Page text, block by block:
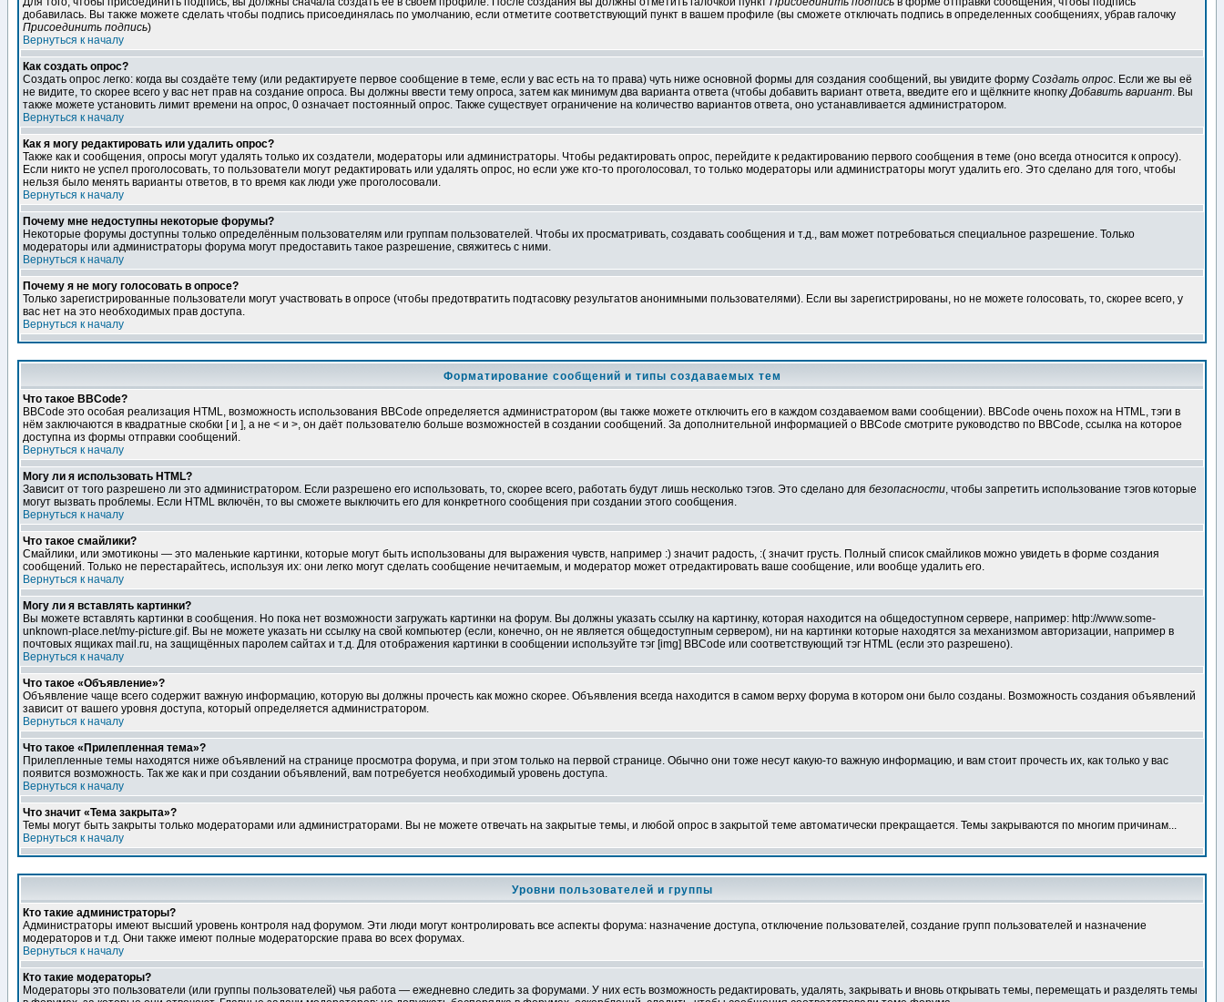
добавилась. Вы также можете сделать чтобы подпись присоединялась по умолчанию, если отметите соответствующий пункт в вашем профиле (вы сможете отключать подпись в определенных сообщениях, убрав галочку
Присоединить подпись)
Вернуться к началу
Как создать опрос?
Создать опрос легко: когда вы создаёте тему (или редактируете первое сообщение в теме, если у вас есть на то права) чуть ниже основной формы для создания сообщений, вы увидите форму Создать опрос. Если же вы её
не видите, то скорее всего у вас нет прав на создание опроса. Вы должны ввести тему опроса, затем как минимум два варианта ответа (чтобы добавить вариант ответа, введите его и щёлкните кнопкуДобавить вариант. Вы
также можете установить лимит времени на опрос, 0 означает постоянный опрос. Также существует ограничение на количество вариантов ответа, оно устанавливается администратором.
Вернуться к началу
Как я могу редактировать или удалить опрос?
Также как и сообщения, опросы могут удалять только их создатели, модераторы или администраторы. Чтобы редактировать опрос, перейдите к редактированию первого сообщения в теме (оно всегда относится к опросу).
Если никто не успел проголосовать, то пользователи могут редактировать или удалять опрос, но если уже кто-то проголосовал, то только модераторы или администраторы могут удалить его. Это сделано для того, чтобы
нельзя было менять варианты ответов, в то время как люди уже проголосовали.
Вернуться к началу
Почему мне недоступны некоторые форумы?
Некоторые форумы доступны только определённым пользователям или группам пользователей. Чтобы их просматривать, создавать сообщения и т.д., вам может потребоваться специальное разрешение. Только
модераторы или администраторы форума могут предоставить такое разрешение, свяжитесь с ними.
Вернуться к началу
Почему я не могу голосовать в опросе?
Только зарегистрированные пользователи могут участвовать в опросе (чтобы предотвратить подтасовку результатов анонимными пользователями). Если вы зарегистрированы, но не можете голосовать, то, скорее всего, у
вас нет на это необходимых прав доступа.
Вернуться к началу
Форматирование сообщений и типы создаваемых тем
Что такое BBCode?
BBCode это особая реализация HTML, возможность использования BBCode определяется администратором (вы также можете отключить его в каждом создаваемом вами сообщении). BBCode очень похож на HTML, тэги в
нём заключаются в квадратные скобки [ и ], а не < и >, он даёт пользователю больше возможностей в создании сообщений. За дополнительной информацией о BBCode смотрите руководство по BBCode, ссылка на которое
доступна из формы отправки сообщений.
Вернуться к началу
Могу ли я использовать HTML?
Зависит от того разрешено ли это администратором. Если разрешено его использовать, то, скорее всего, работать будут лишь несколько тэгов. Это сделано для безопасности, чтобы запретить использование тэгов которые
могут вызвать проблемы. Если HTML включён, то вы сможете выключить его для конкретного сообщения при создании этого сообщения.
Вернуться к началу
Что такое смайлики?
Смайлики, или эмотиконы — это маленькие картинки, которые могут быть использованы для выражения чувств, например :) значит радость, :( значит грусть. Полный список смайликов можно увидеть в форме создания
сообщений. Только не перестарайтесь, используя их: они легко могут сделать сообщение нечитаемым, и модератор может отредактировать ваше сообщение, или вообще удалить его.
Вернуться к началу
Могу ли я вставлять картинки?
Вы можете вставлять картинки в сообщения. Но пока нет возможности загружать картинки на форум. Вы должны указать ссылку на картинку, которая находится на общедоступном сервере, например: http://www.some-
unknown-place.net/my-picture.gif. Вы не можете указать ни ссылку на свой компьютер (если, конечно, он не является общедоступным сервером), ни на картинки которые находятся за механизмом авторизации, например в
почтовых ящиках mail.ru, на защищённых паролем сайтах и т.д. Для отображения картинки в сообщении используйте тэг [img] BBCode или соответствующий тэг HTML (если это разрешено).
Вернуться к началу
Что такое «Объявление»?
Объявление чаще всего содержит важную информацию, которую вы должны прочесть как можно скорее. Объявления всегда находится в самом верху форума в котором они было созданы. Возможность создания объявлений
зависит от вашего уровня доступа, который определяется администратором.
Вернуться к началу
Что такое «Прилепленная тема»?
Прилепленные темы находятся ниже объявлений на странице просмотра форума, и при этом только на первой странице. Обычно они тоже несут какую-то важную информацию, и вам стоит прочесть их, как только у вас
появится возможность. Так же как и при создании объявлений, вам потребуется необходимый уровень доступа.
Вернуться к началу
Что значит «Тема закрыта»?
Темы могут быть закрыты только модераторами или администраторами. Вы не можете отвечать на закрытые темы, и любой опрос в закрытой теме автоматически прекращается. Темы закрываются по многим причинам...
Вернуться к началу
Уровни пользователей и группы
Кто такие администраторы?
Администраторы имеют высший уровень контроля над форумом. Эти люди могут контролировать все аспекты форума: назначение доступа, отключение пользователей, создание групп пользователей и назначение
модераторов и т.д. Они также имеют полные модераторские права во всех форумах.
Вернуться к началу
Кто такие модераторы?
Модераторы это пользователи (или группы пользователей) чья работа — ежедневно следить за форумами. У них есть возможность редактировать, удалять, закрывать и вновь открывать темы, перемещать и разделять темы